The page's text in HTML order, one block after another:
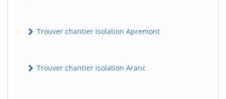
Trouver chantier isolation Apremont
Trouver chantier isolation Aranc